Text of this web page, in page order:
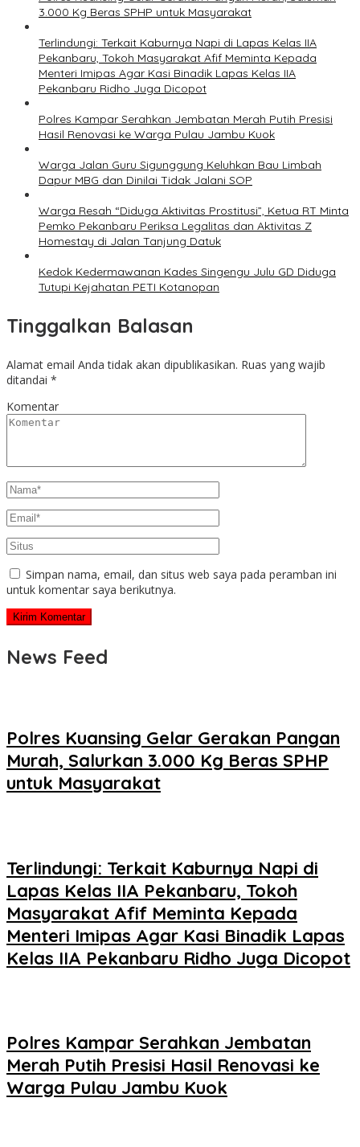
3.000 Kg Beras SPHP untuk Masyarakat
Terlindungi: Terkait Kaburnya Napi di Lapas Kelas IIA
Pekanbaru, Tokoh Masyarakat Afif Meminta Kepada
Menteri Imipas Agar Kasi Binadik Lapas Kelas IIA
Pekanbaru Ridho Juga Dicopot
Polres Kampar Serahkan Jembatan Merah Putih Presisi
Hasil Renovasi ke Warga Pulau Jambu Kuok
Warga Jalan Guru Sigunggung Keluhkan Bau Limbah
Dapur MBG dan Dinilai Tidak Jalani SOP
Warga Resah “Diduga Aktivitas Prostitusi”, Ketua RT Minta
Pemko Pekanbaru Periksa Legalitas dan Aktivitas Z
Homestay di Jalan Tanjung Datuk
Kedok Kedermawanan Kades Singengu Julu GD Diduga
Tutupi Kejahatan PETI Kotanopan
Tinggalkan Balasan
Alamat email Anda tidak akan dipublikasikan. Ruas yang wajib
ditandai *
Komentar
Simpan nama, email, dan situs web saya pada peramban ini
untuk komentar saya berikutnya.
News Feed
Polres Kuansing Gelar Gerakan Pangan
Murah, Salurkan 3.000 Kg Beras SPHP
untuk Masyarakat
Terlindungi: Terkait Kaburnya Napi di
Lapas Kelas IIA Pekanbaru, Tokoh
Masyarakat Afif Meminta Kepada
Menteri Imipas Agar Kasi Binadik Lapas
Kelas IIA Pekanbaru Ridho Juga Dicopot
Polres Kampar Serahkan Jembatan
Merah Putih Presisi Hasil Renovasi ke
Warga Pulau Jambu Kuok